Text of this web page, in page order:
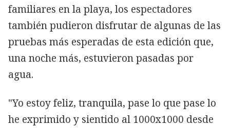
familiares en la playa, los espectadores
también pudieron disfrutar de algunas de las
pruebas más esperadas de esta edición que,
una noche más, estuvieron pasadas por
agua.
"Yo estoy feliz, tranquila, pase lo que pase lo
he exprimido y sientido al 1000x1000 desde